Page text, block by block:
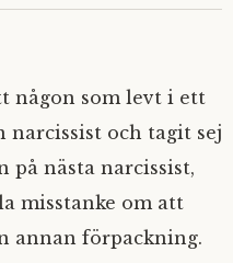
någon som levt i ett
och tagit sej
på nästa narcissist,
misstanke om att
annan förpackning.